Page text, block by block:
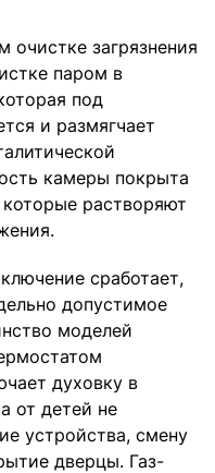
загрязнения
паром в
под
и размягчает
камеры покрыта
растворяют
сработает,
допустимое
моделей
духовку в
от детей не
устройства, смену
дверцы. Газ-